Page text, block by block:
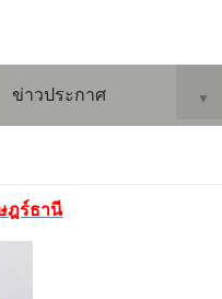
ข่าวประกาศ ▼
ฎร์ธานี